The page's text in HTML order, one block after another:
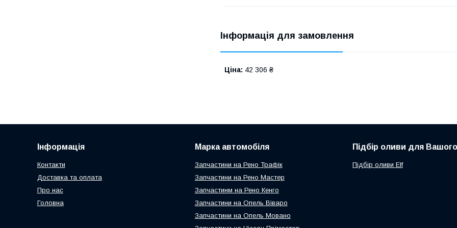
Інформація для замовлення
Ціна: 42 306 ₴
Інформація
Контакти
Доставка та оплата
Про нас
Головна
Марка автомобіля
Запчастини на Рено Трафік
Запчастини на Рено Мастер
Запчастинм на Рено Кенго
Запчастини на Опель Віваро
Запчастини на Опель Мовано
Підбір оливи для
Підбір оливи Elf